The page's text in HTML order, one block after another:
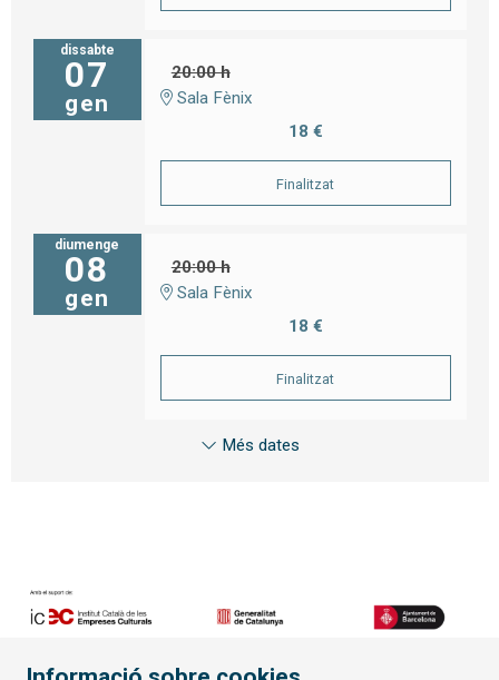
dissabte
07
gen
20:00 h
Sala Fènix
18 €
Finalitzat
diumenge
08
gen
20:00 h
Sala Fènix
18 €
Finalitzat
Més dates